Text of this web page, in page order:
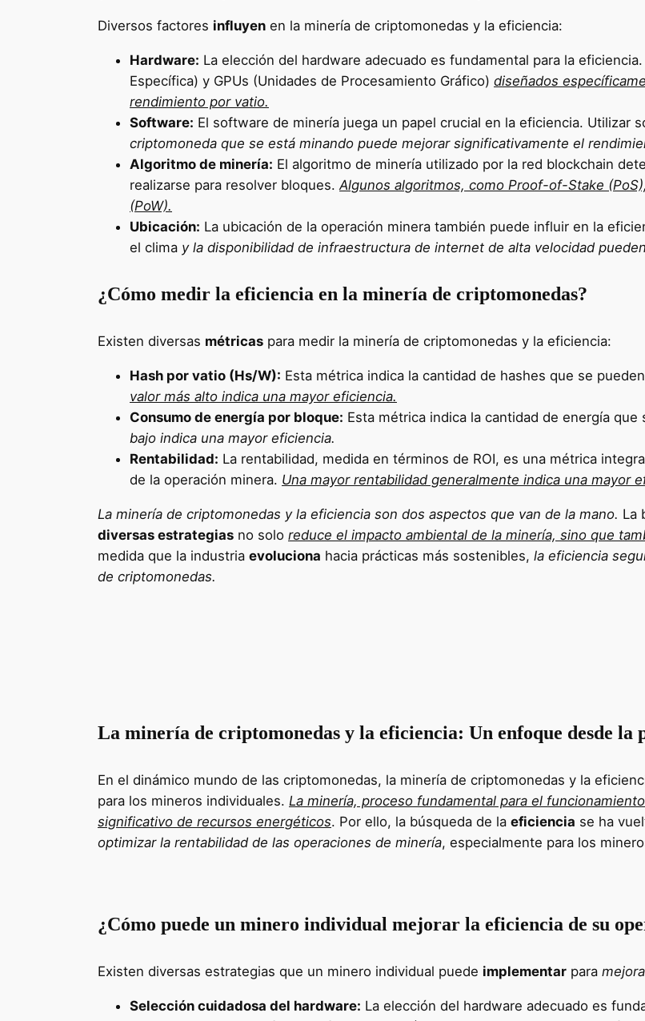
Diversos factores influyen en la minería de criptomonedas y la eficiencia:
Hardware: La elección del hardware adecuado es fundamental para la
Específica) y GPUs (Unidades de Procesamiento Gráfico) diseñados
rendimiento por vatio.
Software: El software de minería juega un papel crucial en la eficiencia. Utilizar
criptomoneda que se está minando puede mejorar significativamente el
Algoritmo de minería: El algoritmo de minería utilizado por la red blockchain
realizarse para resolver bloques. Algunos algoritmos, como Proof-of-Stake
(PoW).
Ubicación: La ubicación de la operación minera también puede influir en la
el clima y la disponibilidad de infraestructura de internet de alta velocidad
¿Cómo medir la eficiencia en la minería de criptomonedas?
Existen diversas métricas para medir la minería de criptomonedas y la eficiencia:
Hash por vatio (Hs/W): Esta métrica indica la cantidad de hashes que se
valor más alto indica una mayor eficiencia.
Consumo de energía por bloque: Esta métrica indica la cantidad de energía
bajo indica una mayor eficiencia.
Rentabilidad: La rentabilidad, medida en términos de ROI, es una métrica
de la operación minera. Una mayor rentabilidad generalmente indica una mayor
La minería de criptomonedas y la eficiencia son dos aspectos que van de la mano. La
diversas estrategias no solo reduce el impacto ambiental de la minería, sino que
medida que la industria evoluciona hacia prácticas más sostenibles, la eficiencia
de criptomonedas.
La minería de criptomonedas y la eficiencia: Un enfoque desde
En el dinámico mundo de las criptomonedas, la minería de criptomonedas y la
para los mineros individuales. La minería, proceso fundamental para el
significativo de recursos energéticos. Por ello, la búsqueda de la eficiencia se ha
optimizar la rentabilidad de las operaciones de minería, especialmente para los
¿Cómo puede un minero individual mejorar la eficiencia de su
Existen diversas estrategias que un minero individual puede implementar para
Selección cuidadosa del hardware: La elección del hardware adecuado es